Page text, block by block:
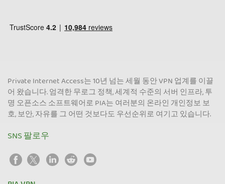
Private Internet Access는 10년 넘는 세월 동안 VPN 업계를 이끌
어 왔습니다. 엄격한 무로그 정책, 세계적 수준의 서버 인프라, 투
명 오픈소스 소프트웨어로 PIA는 여러분의 온라인 개인정보 보
호, 보안, 자유를 그 어떤 것보다도 우선순위로 여기고 있습니다.
SNS 팔로우